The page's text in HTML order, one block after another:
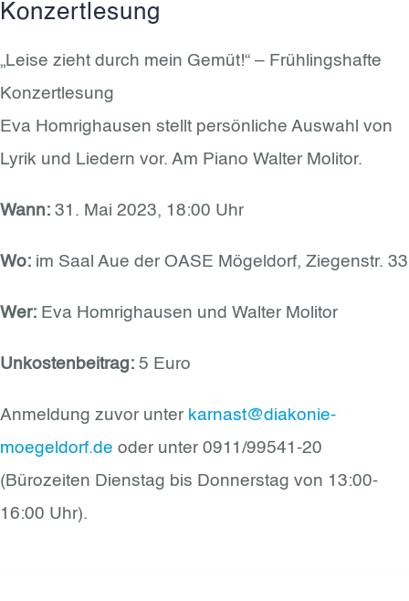
Konzertlesung
„Leise zieht durch mein Gemüt!“ – Frühlingshafte
Konzertlesung
Eva Homrighausen stellt persönliche Auswahl von
Lyrik und Liedern vor. Am Piano Walter Molitor.
Wann: 31. Mai 2023, 18:00 Uhr
Wo: im Saal Aue der OASE Mögeldorf, Ziegenstr. 33
Wer: Eva Homrighausen und Walter Molitor
Unkostenbeitrag: 5 Euro
Anmeldung zuvor unter karnast@diakonie-
moegeldorf.de oder unter 0911/99541-20
(Bürozeiten Dienstag bis Donnerstag von 13:00-
16:00 Uhr).